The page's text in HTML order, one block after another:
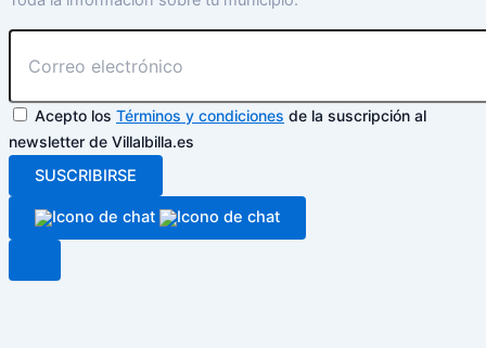
Acepto los Términos y condiciones de la suscripción al
newsletter de Villalbilla.es
SUSCRIBIRSE